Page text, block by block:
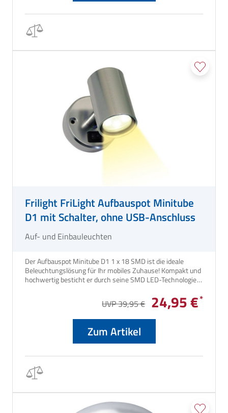
Frilight FriLight Aufbauspot Minitube
D1 mit Schalter, ohne USB-Anschluss
Auf- und Einbauleuchten
Der Aufbauspot Minitube D1 1 x 18 SMD ist die ideale
Beleuchtungslösung für Ihr mobiles Zuhause! Kompakt und
hochwertig besticht er durch seine SMD LED-Technologie
ist die Bedienung kinderleicht. Der Spot ist außerdem
dimmbar, sodass Sie die Helligkeit nach Belieben anpassen
UVP 39,95 € 24,95 €
Zum Artikel